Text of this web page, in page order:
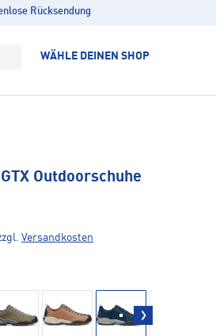
Rücksendung
WÄHLE DEINEN SHOP
Outdoorschuhe
Versandkosten